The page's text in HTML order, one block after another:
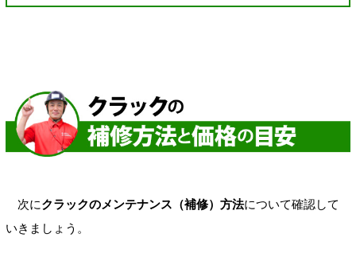
次にクラックのメンテナンス（補修）方法について確認して
いきましょう。